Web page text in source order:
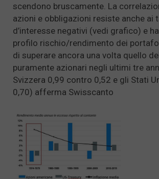
scendono bruscamente. La
azioni e obbligazioni resiste anche ai
d’interesse negativi (vedi grafico) e
profilo rischio/rendimento dei
di superare ancora una volta quello
puramente azionari negli ultimi tre
Svizzera 0,99 contro 0,52 e gli Stati
0,70) afferma Swisscanto